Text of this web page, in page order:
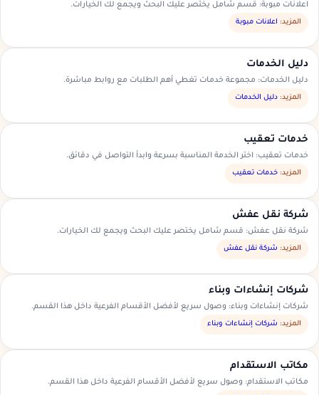
اعلانات مبوبة: قسم شامل يختصر عليك البحث ويجمع لك الخيارات.
المزيد: اعلانات مبوبة
دليل الخدمات
دليل الخدمات: مجموعة خدمات تغطي أهم الطلبات مع روابط مباشرة.
المزيد: دليل الخدمات
خدمات تعقيب
خدمات تعقيب: اختر الخدمة المناسبة بسرعة وابدأ التواصل في دقائق.
المزيد: خدمات تعقيب
شركة نقل عفش
شركة نقل عفش: قسم شامل يختصر عليك البحث ويجمع لك الخيارات.
المزيد: شركة نقل عفش
شركات إنشاءات وبناء
شركات إنشاءات وبناء: وصول سريع لأفضل الأقسام الفرعية داخل هذا القسم.
المزيد: شركات إنشاءات وبناء
مكاتب الاستقدام
مكاتب الاستقدام: وصول سريع لأفضل الأقسام الفرعية داخل هذا القسم.